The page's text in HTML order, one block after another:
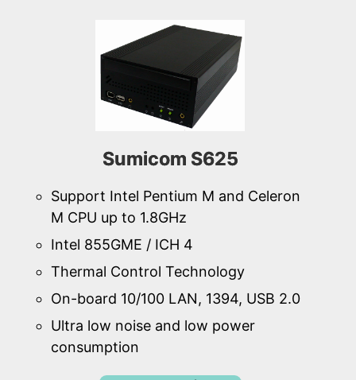
Sumicom S625
Support Intel Pentium M and Celeron
M CPU up to 1.8GHz
Intel 855GME / ICH 4
Thermal Control Technology
On-board 10/100 LAN, 1394, USB 2.0
Ultra low noise and low power
consumption